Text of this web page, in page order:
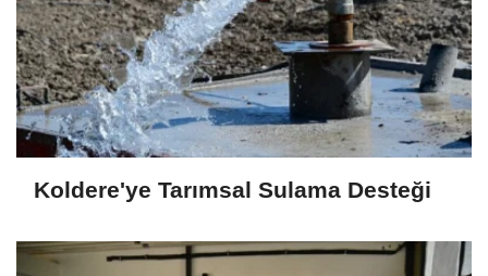
Koldere'ye Tarımsal Sulama Desteği